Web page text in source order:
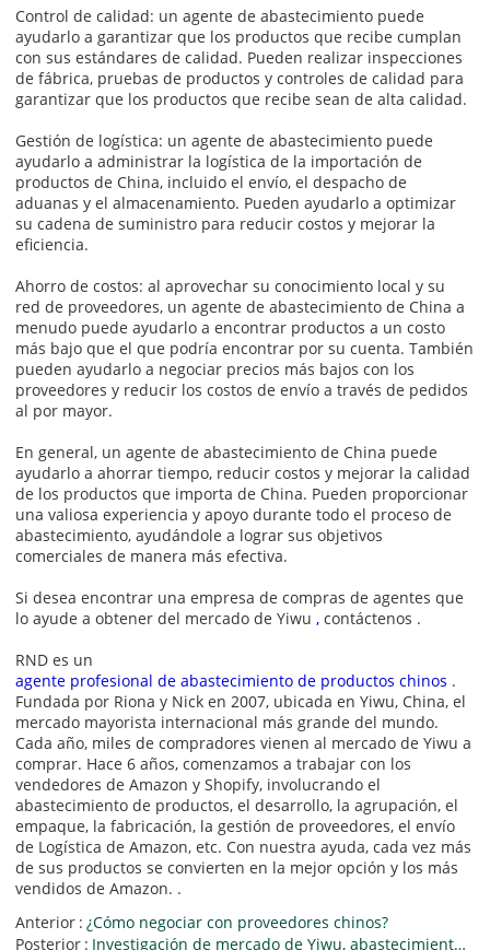
Control de calidad: un agente de abastecimiento puede
ayudarlo a garantizar que los productos que recibe cumplan
con sus estándares de calidad. Pueden realizar inspecciones
de fábrica, pruebas de productos y controles de calidad para
garantizar que los productos que recibe sean de alta calidad.
Gestión de logística: un agente de abastecimiento puede
ayudarlo a administrar la logística de la importación de
productos de China, incluido el envío, el despacho de
aduanas y el almacenamiento. Pueden ayudarlo a optimizar
su cadena de suministro para reducir costos y mejorar la
eficiencia.
Ahorro de costos: al aprovechar su conocimiento local y su
red de proveedores, un agente de abastecimiento de China a
menudo puede ayudarlo a encontrar productos a un costo
más bajo que el que podría encontrar por su cuenta. También
pueden ayudarlo a negociar precios más bajos con los
proveedores y reducir los costos de envío a través de pedidos
al por mayor.
En general, un agente de abastecimiento de China puede
ayudarlo a ahorrar tiempo, reducir costos y mejorar la calidad
de los productos que importa de China. Pueden proporcionar
una valiosa experiencia y apoyo durante todo el proceso de
abastecimiento, ayudándole a lograr sus objetivos
comerciales de manera más efectiva.
Si desea encontrar una empresa de compras de agentes que
lo ayude a obtener del mercado de Yiwu , contáctenos .
RND es un
agente profesional de abastecimiento de productos chinos .
Fundada por Riona y Nick en 2007, ubicada en Yiwu, China, el
mercado mayorista internacional más grande del mundo.
Cada año, miles de compradores vienen al mercado de Yiwu a
comprar. Hace 6 años, comenzamos a trabajar con los
vendedores de Amazon y Shopify, involucrando el
abastecimiento de productos, el desarrollo, la agrupación, el
empaque, la fabricación, la gestión de proveedores, el envío
de Logística de Amazon, etc. Con nuestra ayuda, cada vez más
de sus productos se convierten en la mejor opción y los más
vendidos de Amazon. .
Anterior ¿Cómo negociar con proveedores chinos?
Posterior
Investigación de mercado de Yiwu, abastecimiento de productos de China, selección de productos FBA.